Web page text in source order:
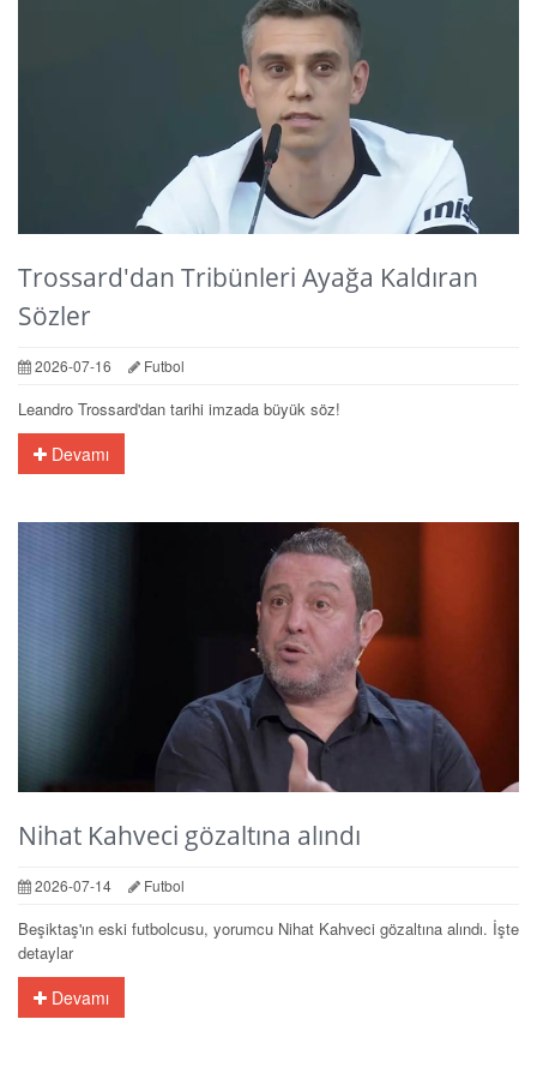
Trossard'dan Tribünleri Ayağa Kaldıran
Sözler
2026-07-16 Futbol
Leandro Trossard'dan tarihi imzada büyük söz!
Devamı
Nihat Kahveci gözaltına alındı
2026-07-14 Futbol
Beşiktaş'ın eski futbolcusu, yorumcu Nihat Kahveci gözaltına alındı. İşte
detaylar
Devamı